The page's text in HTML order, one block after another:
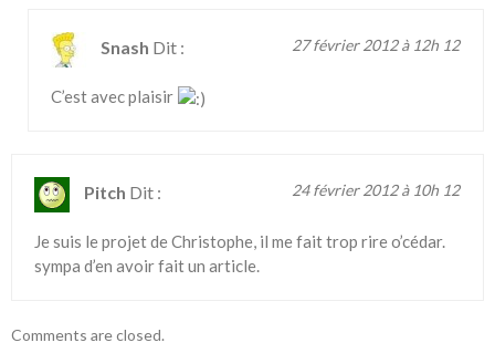
Snash Dit : 27 février 2012 à 12h 12
C’est avec plaisir
Pitch Dit : 24 février 2012 à 10h 12
Je suis le projet de Christophe, il me fait trop rire o’cédar.
sympa d’en avoir fait un article.
Comments are closed.